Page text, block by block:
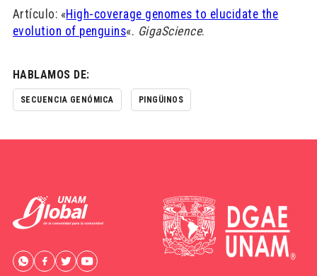
Artículo: «High-coverage genomes to elucidate the
evolution of penguins«. GigaScience.
HABLAMOS DE:
SECUENCIA GENÓMICA PINGÜINOS